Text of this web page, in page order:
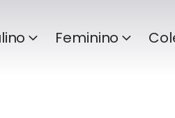
Feminino